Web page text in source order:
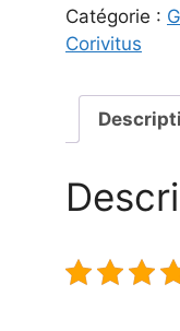
Catégorie :
Corivitus